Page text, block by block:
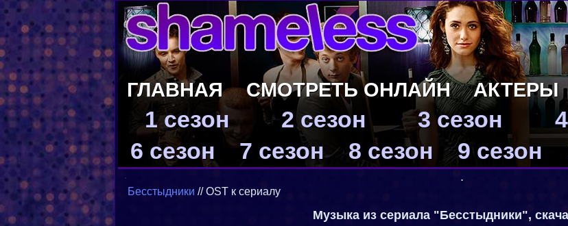
ГЛАВНАЯ СМОТРЕТЬ ОНЛАЙН АКТЕРЫ
1 сезон 2 сезон 3 сезон
6 сезон
7 сезон 8 сезон 9 сезон
.
Бесстыдники // OST к сериалу
Музыка из сериала "Бесстыдники",